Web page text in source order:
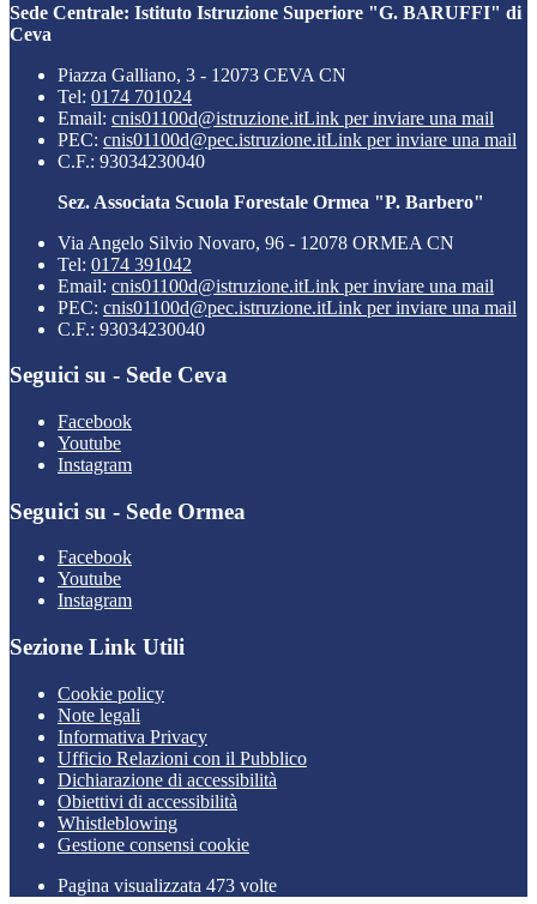
Sede Centrale: Istituto Istruzione Superiore "G. BARUFFI" di
Ceva
Piazza Galliano, 3 - 12073 CEVA CN
Tel: 0174 701024
Email: cnis01100d@istruzione.itLink per inviare una mail
PEC: cnis01100d@pec.istruzione.itLink per inviare una mail
C.F.: 93034230040
Sez. Associata Scuola Forestale Ormea "P. Barbero"
Via Angelo Silvio Novaro, 96 - 12078 ORMEA CN
Tel: 0174 391042
Email: cnis01100d@istruzione.itLink per inviare una mail
PEC: cnis01100d@pec.istruzione.itLink per inviare una mail
C.F.: 93034230040
Seguici su - Sede Ceva
Facebook
Youtube
Instagram
Seguici su - Sede Ormea
Facebook
Youtube
Instagram
Sezione Link Utili
Cookie policy
Note legali
Informativa Privacy
Ufficio Relazioni con il Pubblico
Dichiarazione di accessibilità
Obiettivi di accessibilità
Whistleblowing
Gestione consensi cookie
Pagina visualizzata 473 volte